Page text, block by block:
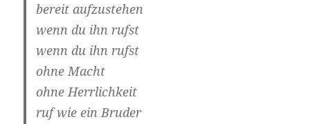
bereit aufzustehen
wenn du ihn rufst
wenn du ihn rufst
ohne Macht
ohne Herrlichkeit
ruf wie ein Bruder